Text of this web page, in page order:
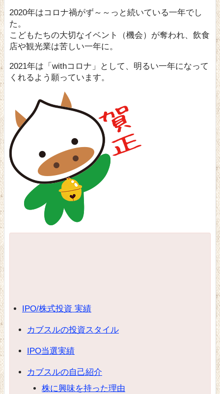
2020年はコロナ禍がず～～っと続いている一年でし
た。
こどもたちの大切なイベント（機会）が奪われ、飲食
店や観光業は苦しい一年に。
2021年は「withコロナ」として、明るい一年になって
くれるよう願っています。
IPO/株式投資 実績
カブスルの投資スタイル
IPO当選実績
カブスルの自己紹介
株に興味を持った理由